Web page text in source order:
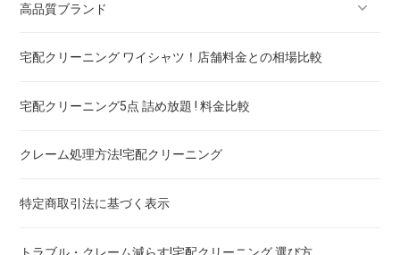
高品質ブランド
ブランドスーツ！宅配クリーニング 高品質 料金 比較
ブランドコート！宅配クリーニング 高品質 料金 比較
ブランドワンピース！宅配クリーニング 高品質 料金 比較
スカート・パンツ
セーター・カーディガン
宅配クリーニング ワイシャツ！店舗料金との相場比較
宅配クリーニング5点 詰め放題 ! 料金比較
クレーム処理方法!宅配クリーニング
特定商取引法に基づく表示
トラブル・クレーム減らす!宅配クリーニング 選び方